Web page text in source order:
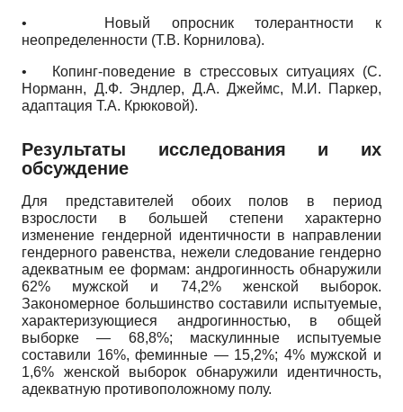
•
Новый опросник толерантности к
неопределенности (Т.В. Корнилова).
•
Копинг-поведение в стрессовых ситуациях (С.
Норманн, Д.Ф. Эндлер, Д.А. Джеймс, М.И. Паркер,
адаптация Т.А. Крюковой).
Результаты исследования и их
обсуждение
Для представителей обоих полов в период
взрослости в большей степени характерно
изменение гендерной идентичности в направлении
гендерного равенства, нежели следование гендерно
адекватным ее формам: андрогинность обнаружили
62% мужской и 74,2% женской выборок.
Закономерное большинство составили испытуемые,
характеризующиеся андрогинностью, в общей
выборке — 68,8%; маскулинные испытуемые
составили 16%, феминные — 15,2%; 4% мужской и
1,6% женской выборок обнаружили идентичность,
адекватную противоположному полу.